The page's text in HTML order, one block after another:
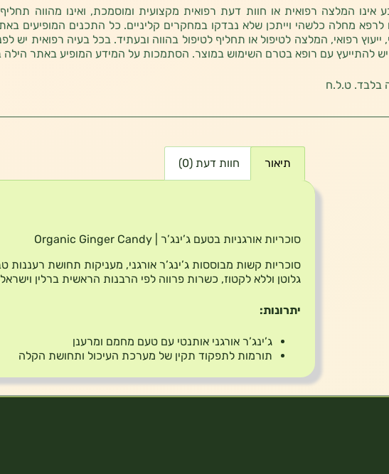
המלצה רפואית או חוות דעת רפואית מקצועית ומוסמכת, ואינו מהווה
לרפא מחלה כלשהי וייתכן שלא נבדקו במחקרים קליניים. כל התכנים המופיעים
רפואי, המלצה לטיפול או תחליף לטיפול בהווה ובעתיד. בכל בעיה רפואית יש
להתייעץ עם רופא בטרם השימוש במוצר. הסתמכות על המידע המופיע באתר
בלבד. ט.ל.ח
תיאור חוות דעת (0)
סוכריות אורגניות בטעם ג’ינג’ר | Organic Ginger Candy
סוכריות קשות מבוססות ג’ינג’ר אורגני, מעניקות תחושת רעננות
גלוטן וללא לקטוז, כשרות פרווה לפי הרבנות הראשית ברלין
יתרונות:
ג’ינג’ר אורגני אותנטי עם טעם מחמם ומרענן
תורמות לתפקוד תקין של מערכת העיכול ותחושת הקלה